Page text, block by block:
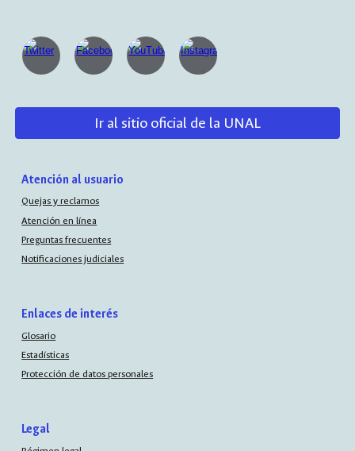
Ir al sitio oficial de la UNAL
Atención al usuario
Quejas y reclamos
Atención en línea
Preguntas frecuentes
Notificaciones judiciales
Enlaces de interés
Glosario
Estadísticas
Protección de datos personales
Legal